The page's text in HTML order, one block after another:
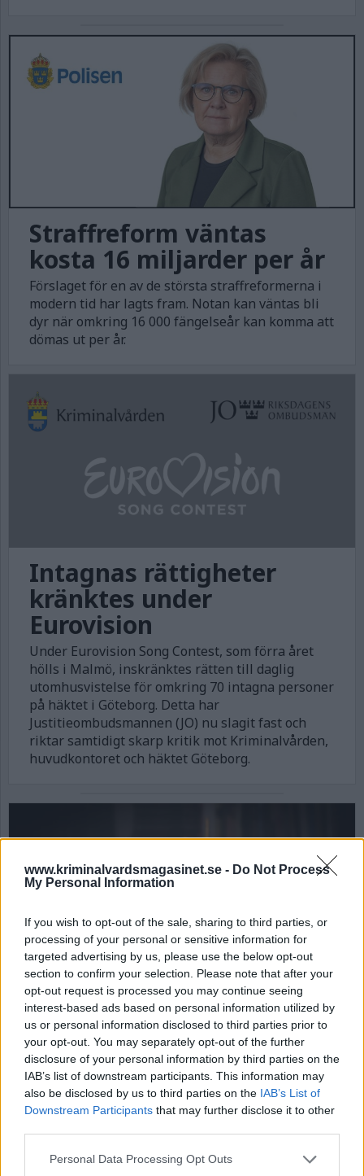
www.kriminalvardsmagasinet.se - Do Not Process
My Personal Information
If you wish to opt-out of the sale, sharing to third parties, or
processing of your personal or sensitive information for
targeted advertising by us, please use the below opt-out
section to confirm your selection. Please note that after your
opt-out request is processed you may continue seeing
interest-based ads based on personal information utilized by
us or personal information disclosed to third parties prior to
your opt-out. You may separately opt-out of the further
disclosure of your personal information by third parties on the
IAB’s list of downstream participants. This information may
also be disclosed by us to third parties on the IAB’s List of
Downstream Participants that may further disclose it to other
Personal Data Processing Opt Outs
Straffreform väntas
kosta 16 miljarder per år
Förslaget för en av de största straffreformerna i
modern tid har lagts fram. Notan kan väntas bli
dyr när omkring 16 000 fängelseår kan komma att
dömas ut per år.
Intagnas rättigheter
kränktes under
Eurovision
Under Eurovision Song Contest, som förra året
hölls i Malmö, inskränktes rätten till daglig
utomhusvistelse för omkring 70 intagna personer
på häktet i Göteborg. Detta har
Justitieombudsmannen (JO) nu slagit fast och
riktar samtidigt skarp kritik mot Kriminalvården,
huvudkontoret och häktet Göteborg.
Får Kriminalvården
avlyssna
myndighetssamtal?
När en intagen ringer en myndighet, får
Kriminalvården avlyssna samtalet?